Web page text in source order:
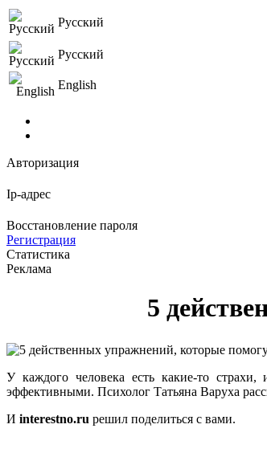
Русский
Русский
English
Авторизация
Ip-адрес
Восстановление пароля
Регистрация
Статистика
Реклама
5
У каждого человека есть какие-то
эффективными. Психолог Татьяна Варуха
И interestno.ru решил поделиться с вами.